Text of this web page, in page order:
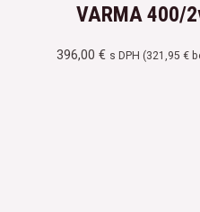
VARMA 400/
396,00€ s DPH (321,95€